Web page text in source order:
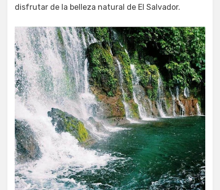
disfrutar de la belleza natural de El Salvador.